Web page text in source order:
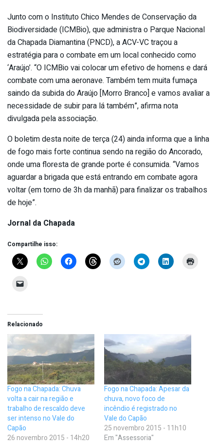
Junto com o Instituto Chico Mendes de Conservação da
Biodiversidade (ICMBio), que administra o Parque Nacional
da Chapada Diamantina (PNCD), a ACV-VC traçou a
estratégia para o combate em um local conhecido como
‘Araújo’. “O ICMBio vai colocar um efetivo de homens e dará
combate com uma aeronave. Também tem muita fumaça
saindo da subida do Araújo [Morro Branco] e vamos avaliar a
necessidade de subir para lá também”, afirma nota
divulgada pela associação.
O boletim desta noite de terça (24) ainda informa que a linha
de fogo mais forte continua sendo na região do Ancorado,
onde uma floresta de grande porte é consumida. “Vamos
aguardar a brigada que está entrando em combate agora
voltar (em torno de 3h da manhã) para finalizar os trabalhos
de hoje”.
Jornal da Chapada
Compartilhe isso:
Relacionado
Fogo na Chapada: Chuva
volta a cair na região e
trabalho de rescaldo deve
ser intenso no Vale do
Capão
26 novembro 2015 - 14h20
Fogo na Chapada: Apesar da
chuva, novo foco de
incêndio é registrado no
Vale do Capão
25 novembro 2015 - 11h10
Em "Assessoria"